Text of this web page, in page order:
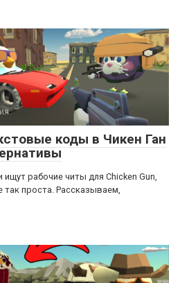
коды в Чикен Ган
ищут рабочие читы для Chicken Gun,
так проста. Рассказываем,